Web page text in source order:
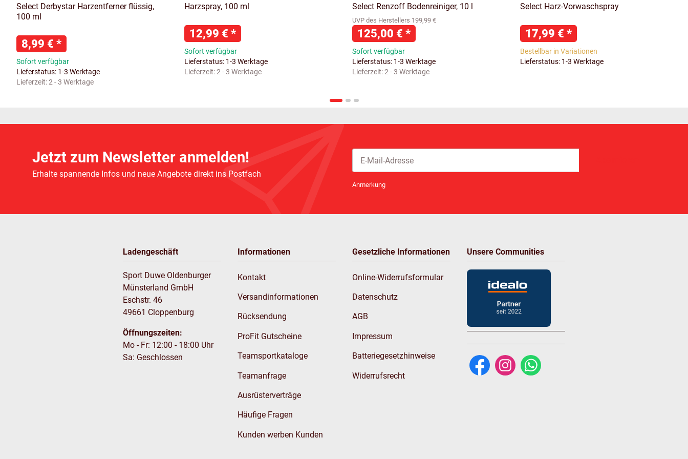
Select Derbystar Harzentferner flüssig,
100 ml
8,99 € *
Sofort verfügbar
Lieferstatus: 1-3 Werktage
Lieferzeit:2 - 3 Werktage
Harzspray, 100 ml
12,99 € *
Sofort verfügbar
Lieferstatus: 1-3 Werktage
Lieferzeit:2 - 3 Werktage
Select Renzoff Bodenreiniger, 10 l
UVP des Herstellers 199,99 €
125,00 € *
Sofort verfügbar
Lieferstatus: 1-3 Werktage
Lieferzeit:2 - 3 Werktage
Select Harz-Vorwaschspray
17,99 € *
Bestellbar in Variationen
Lieferstatus: 1-3 Werktage
Jetzt zum Newsletter anmelden!
Erhalte spannende Infos und neue Angebote direkt ins Postfach
Anmerkung
Ladengeschäft
Sport Duwe Oldenburger
Münsterland GmbH
Eschstr. 46
49661 Cloppenburg
Öffnungszeiten:
Mo - Fr: 12:00 - 18:00 Uhr
Sa: Geschlossen
Informationen
Kontakt
Versandinformationen
Rücksendung
ProFit Gutscheine
Teamsportkataloge
Teamanfrage
Ausrüsterverträge
Häufige Fragen
Kunden werben Kunden
Gesetzliche Informationen
Online-Widerrufsformular
Datenschutz
AGB
Impressum
Batteriegesetzhinweise
Widerrufsrecht
Unsere Communities